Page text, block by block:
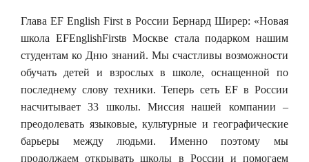
Глава EF English First в России Бернард Ширер: «Новая
школа EFEnglishFirstв Москве стала подарком нашим
студентам ко Дню знаний. Мы счастливы возможности
обучать детей и взрослых в школе, оснащенной по
последнему слову техники. Теперь сеть EF в России
насчитывает 33 школы. Миссия нашей компании –
преодолевать языковые, культурные и географические
барьеры между людьми. Именно поэтому мы
продолжаем открывать школы в России и помогаем